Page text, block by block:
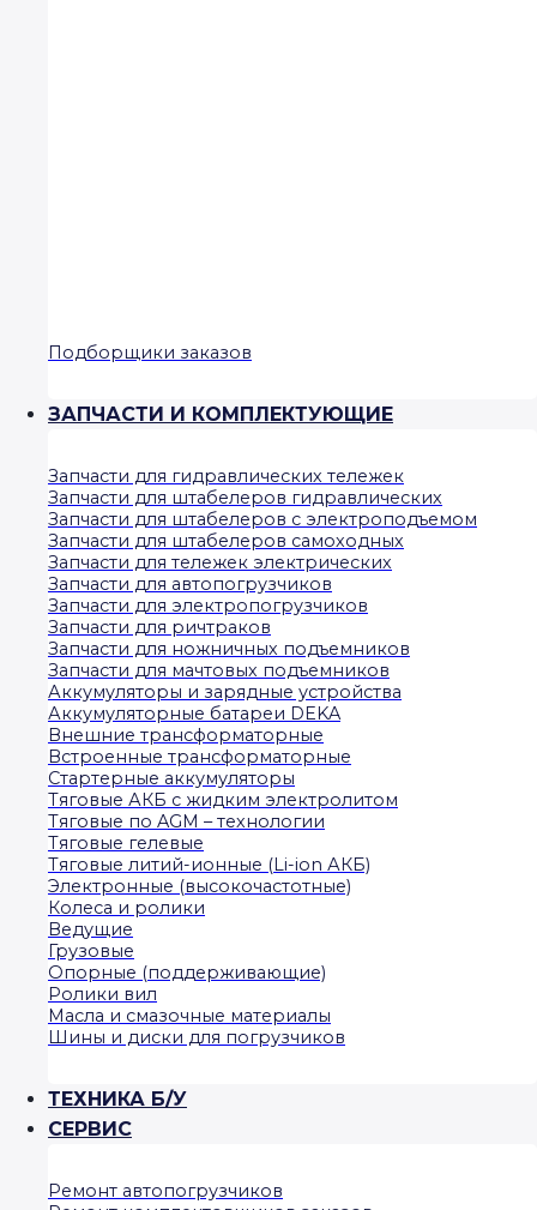
Подборщики заказов
ЗАПЧАСТИ И КОМПЛЕКТУЮЩИЕ
Запчасти для гидравлических тележек
Запчасти для штабелеров гидравлических
Запчасти для штабелеров с электроподъемом
Запчасти для штабелеров самоходных
Запчасти для тележек электрических
Запчасти для автопогрузчиков
Запчасти для электропогрузчиков
Запчасти для ричтраков
Запчасти для ножничных подъемников
Запчасти для мачтовых подъемников
Аккумуляторы и зарядные устройства
Аккумуляторные батареи DEKA
Внешние трансформаторные
Встроенные трансформаторные
Стартерные аккумуляторы
Тяговые АКБ с жидким электролитом
Тяговые по AGM – технологии
Тяговые гелевые
Тяговые литий-ионные (Li-ion АКБ)
Электронные (высокочастотные)
Колеса и ролики
Ведущие
Грузовые
Опорные (поддерживающие)
Ролики вил
Масла и смазочные материалы
Шины и диски для погрузчиков
ТЕХНИКА Б/У
СЕРВИС
Ремонт автопогрузчиков